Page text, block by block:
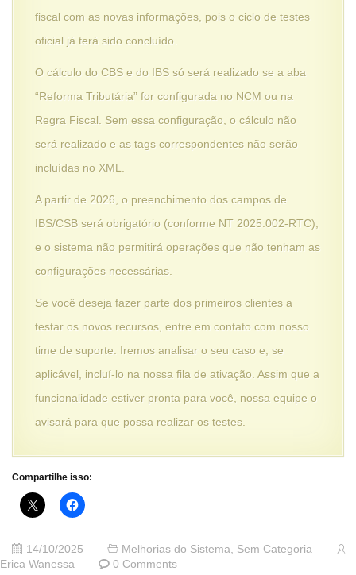
fiscal com as novas informações, pois o ciclo de testes
oficial já terá sido concluído.
O cálculo do CBS e do IBS só será realizado se a aba
“Reforma Tributária” for configurada no NCM ou na
Regra Fiscal. Sem essa configuração, o cálculo não
será realizado e as tags correspondentes não serão
incluídas no XML.
A partir de 2026, o preenchimento dos campos de
IBS/CSB será obrigatório (conforme NT 2025.002-RTC),
e o sistema não permitirá operações que não tenham as
configurações necessárias.
Se você deseja fazer parte dos primeiros clientes a
testar os novos recursos, entre em contato com nosso
time de suporte. Iremos analisar o seu caso e, se
aplicável, incluí-lo na nossa fila de ativação. Assim que a
funcionalidade estiver pronta para você, nossa equipe o
avisará para que possa realizar os testes.
Compartilhe isso:
14/10/2025 Melhorias do Sistema
Sem Categoria
Erica Wanessa
0 Comments